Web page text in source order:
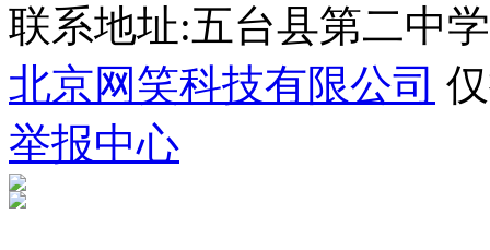
联系地址:五台县第二中
北京网笑科技有限公司
举报中心